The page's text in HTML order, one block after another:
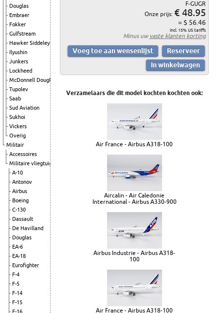
Douglas
Embraer
Fokker
Gulfstream
Hawker Siddeley
Ilyushin
Junkers
Lockheed
McDonnell Douglas
Tupolev
Saab
Sud Aviation
Sukhoi
Vickers
Overig
Militair
Accessoires
Militaire vliegtuigen
A-10
Antonov
Airbus
Boeing
C-130
Dassault
De Havilland
Douglas
EA-6
EA-18
Eurofighter
F-4
F-5
F-14
F-15
F-16
F-GUGR
Onze prijs: € 48.95
= $ 56.46
incl. 15% US tariffs
Minus uwvaste klanten korting
Verzamelaars die dit model kochten kochten ook:
Air France - Airbus A318-100
Aircalin - Air Caledonie
International - Airbus A330-900
Airbus Industrie - Airbus A318-
100
Air France - Airbus A318-100